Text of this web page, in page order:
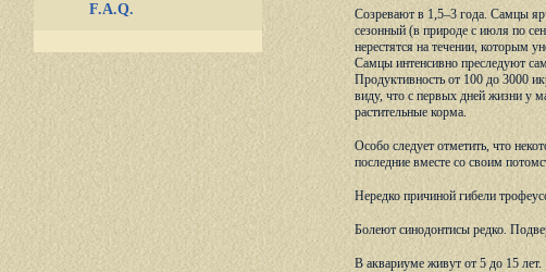
F.A.Q.
Созревают в 1,5–3 года. Самцы
сезонный (в природе с июля по
нерестятся на течении, которым
Самцы интенсивно преследуют
Продуктивность от 100 до 3000
виду, что с первых дней жизни у
растительные корма.
Особо следует отметить, что
последние вместе со своим
Нередко причиной гибели
Болеют синодонтисы редко.
В аквариуме живут от 5 до 15 лет.